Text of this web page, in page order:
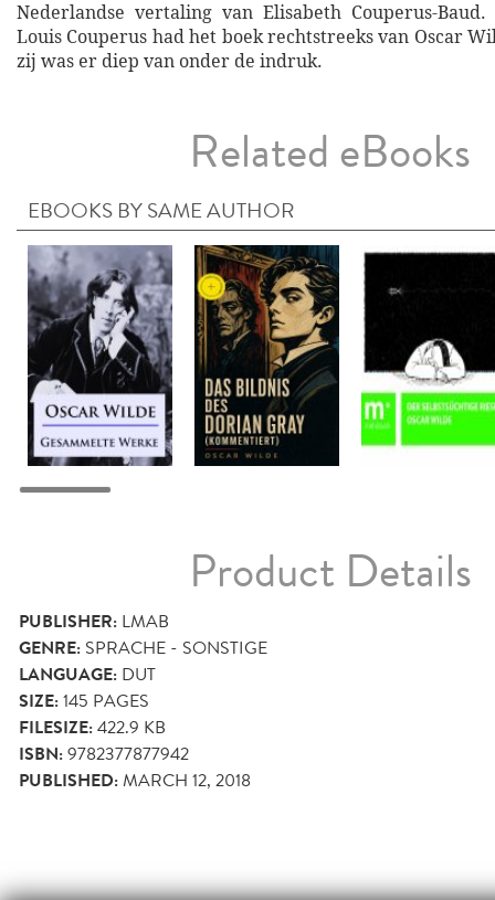
Nederlandse vertaling van Elisabeth Couperus-
Louis Couperus had het boek rechtstreeks van Oscar
zij was er diep van onder de indruk.
Related eBooks
EBOOKS BY SAME AUTHOR
Product Details
PUBLISHER: LMAB
GENRE: SPRACHE - SONSTIGE
LANGUAGE: DUT
SIZE:145 PAGES
FILESIZE:422.9 KB
ISBN:9782377877942
PUBLISHED:MARCH 12, 2018